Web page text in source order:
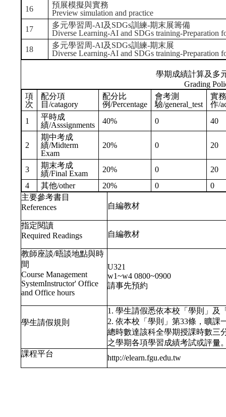
16
預展模擬與實務
Preview simulation and practice
17
多元學習周-AI及SDGs訓練-期末展籌備
Diverse Learning-AI and SDGs training-Preparation
18
多元學習周-AI及SDGs訓練-期末展
Diverse Learning-AI and SDGs training-Preparation
學期成績計算及多
Grading
項
次
配分項
目/catagory
配分比
例/Percentage
會考測
驗/general_test
實
作/
1
平時成
績/Asssignments
40% 0 40
2
期中考成
績/Midterm
Exam
20% 0 20
3
期末考成
績/Final Exam
20% 0
20
4
其他/other 20% 0
0
主要參考書目
References
自編教材
指定閱讀
Required Readings
自編教材
教師座談/晤談地點與時
間
Course Management
SystemInstructor' Office
and Office hours
U321
w1~w4 0800~0900
請事先預約
學生請假規則
1. 學生請假悉依本校「學則」及
2. 依本校「學則」第33條，曠課
總時數達該科全學期授課時數三
之學期各項學習成績考試或評量
課程平台
http://elearn.fgu.edu.tw